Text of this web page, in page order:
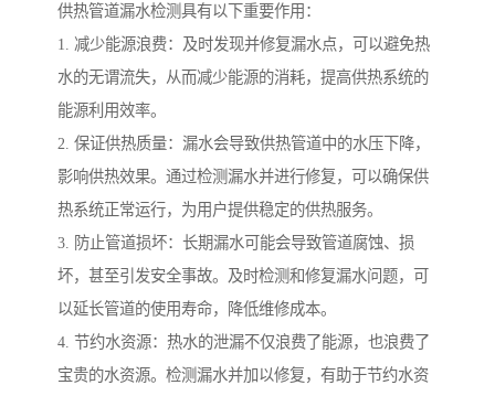
供热管道漏水检测具有以下重要作用：
1. 减少能源浪费：及时发现并修复漏水点，可以避免热
水的无谓流失，从而减少能源的消耗，提高供热系统的
能源利用效率。
2. 保证供热质量：漏水会导致供热管道中的水压下降，
影响供热效果。通过检测漏水并进行修复，可以确保供
热系统正常运行，为用户提供稳定的供热服务。
3. 防止管道损坏：长期漏水可能会导致管道腐蚀、损
坏，甚至引发安全事故。及时检测和修复漏水问题，可
以延长管道的使用寿命，降低维修成本。
4. 节约水资源：热水的泄漏不仅浪费了能源，也浪费了
宝贵的水资源。检测漏水并加以修复，有助于节约水资